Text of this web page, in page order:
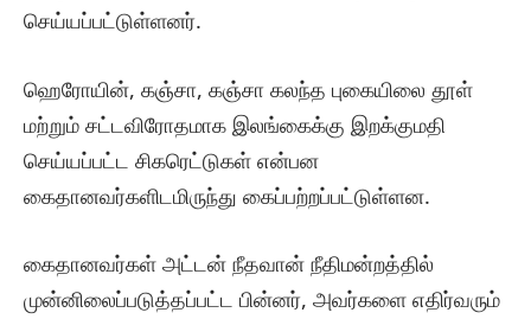
செய்யப்பட்டுள்ளனர்.
ஹெரோயின், கஞ்சா, கஞ்சா கலந்த புகையிலை தூள்
மற்றும் சட்டவிரோதமாக இலங்கைக்கு இறக்குமதி
செய்யப்பட்ட சிகரெட்டுகள் என்பன
கைதானவர்களிடமிருந்து கைப்பற்றப்பட்டுள்ளன.
கைதானவர்கள் அட்டன் நீதவான் நீதிமன்றத்தில்
முன்னிலைப்படுத்தப்பட்ட பின்னர், அவர்களை எதிர்வரும்